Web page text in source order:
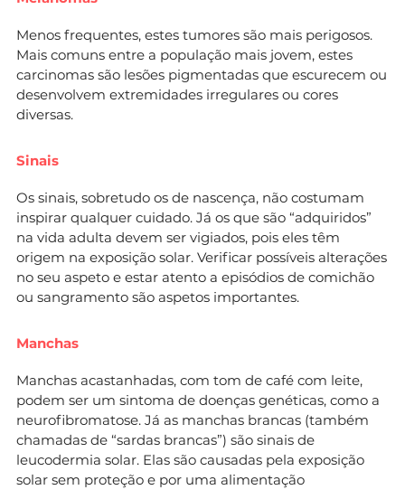
Menos frequentes, estes tumores são mais perigosos.
Mais comuns entre a população mais jovem, estes
carcinomas são lesões pigmentadas que escurecem ou
desenvolvem extremidades irregulares ou cores
diversas.
Sinais
Os sinais, sobretudo os de nascença, não costumam
inspirar qualquer cuidado. Já os que são “adquiridos”
na vida adulta devem ser vigiados, pois eles têm
origem na exposição solar. Verificar possíveis alterações
no seu aspeto e estar atento a episódios de comichão
ou sangramento são aspetos importantes.
Manchas
Manchas acastanhadas, com tom de café com leite,
podem ser um sintoma de doenças genéticas, como a
neurofibromatose. Já as manchas brancas (também
chamadas de “sardas brancas”) são sinais de
leucodermia solar. Elas são causadas pela exposição
solar sem proteção e por uma alimentação